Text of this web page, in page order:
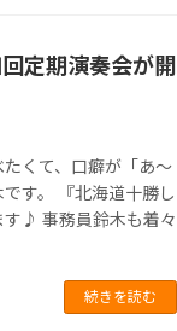
定期演奏会が開
くて、口癖が「あ～
す。 『北海道十勝し
す♪ 事務員鈴木も着々
続きを読む